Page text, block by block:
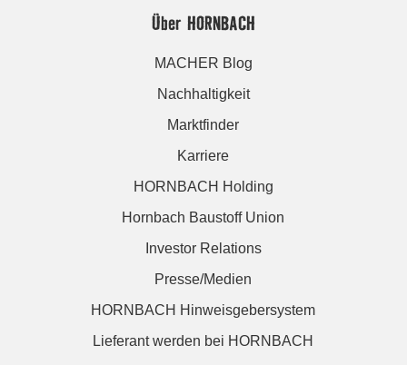
Über HORNBACH
MACHER Blog
Nachhaltigkeit
Marktfinder
Karriere
HORNBACH Holding
Hornbach Baustoff Union
Investor Relations
Presse/Medien
HORNBACH Hinweisgebersystem
Lieferant werden bei HORNBACH